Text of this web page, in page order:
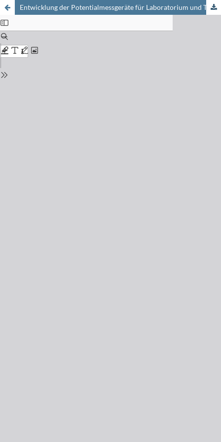
Entwicklung der Potentialmessgeräte für Laboratorium und Technik